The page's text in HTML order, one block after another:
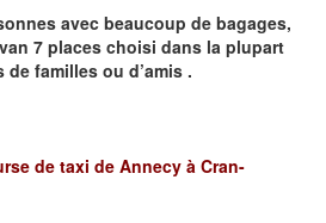
avec beaucoup de bagages,
7 places choisi dans la plupart
familles ou d’amis .
de taxi de Annecy à Cran-